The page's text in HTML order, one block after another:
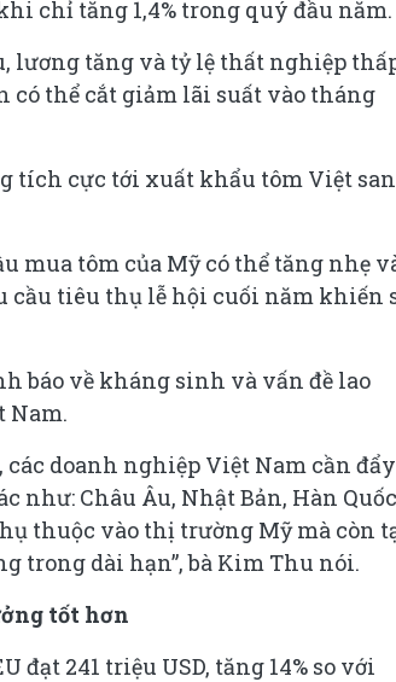
chỉ tăng 1,4% trong quý đầu năm.
tăng và tỷ lệ thất nghiệp
có thể cắt giảm lãi suất vào tháng
tích cực tới xuất khẩu tôm Việt
mua tôm của Mỹ có thể tăng nhẹ
cầu tiêu thụ lễ hội cuối năm khiến
báo về kháng sinh và vấn đề lao
Nam.
doanh nghiệp Việt Nam cần đẩy
Châu Âu, Nhật Bản, Hàn
thuộc vào thị trường Mỹ mà còn
trong dài hạn”, bà Kim Thu nói.
tốt hơn
241 triệu USD, tăng 14% so với